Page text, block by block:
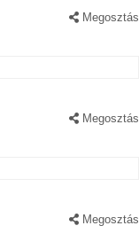
Megosztás
Megosztás
Megosztás